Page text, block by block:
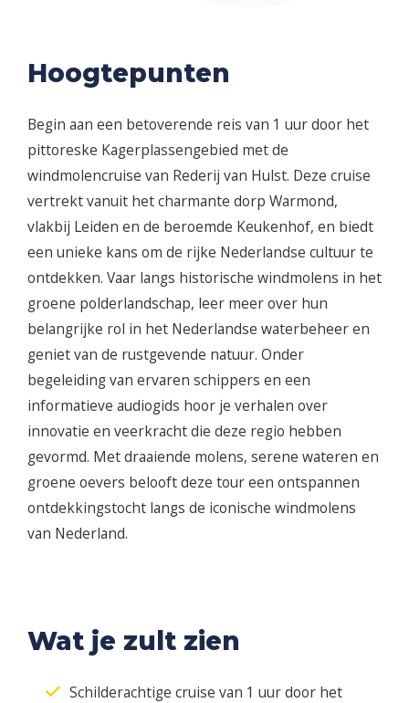
Hoogtepunten
Begin aan een betoverende reis van 1 uur door het
pittoreske Kagerplassengebied met de
windmolencruise van Rederij van Hulst. Deze cruise
vertrekt vanuit het charmante dorp Warmond,
vlakbij Leiden en de beroemde Keukenhof, en biedt
een unieke kans om de rijke Nederlandse cultuur te
ontdekken. Vaar langs historische windmolens in het
groene polderlandschap, leer meer over hun
belangrijke rol in het Nederlandse waterbeheer en
geniet van de rustgevende natuur. Onder
begeleiding van ervaren schippers en een
informatieve audiogids hoor je verhalen over
innovatie en veerkracht die deze regio hebben
gevormd. Met draaiende molens, serene wateren en
groene oevers belooft deze tour een ontspannen
ontdekkingstocht langs de iconische windmolens
van Nederland.
Wat je zult zien
Schilderachtige cruise van 1 uur door het